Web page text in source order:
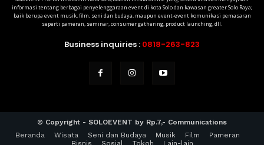
informasi tentang berbagai penyelenggaraan event di kota Solo dan kawasan greater Solo Raya;
baik berupa event musik, film, seni dan budaya, maupun event-event komunikasi pemasaran
seperti pameran, seminar, consumer gathering, product launching, dll.
Business inquiries : 0818-263-823
© Copyright - SOLOEVENT by Rp.7,- Communications
Beranda
Wisata Seni dan Budaya Musik Film
Pameran
Bisnis
Sosial Tokoh Lain-lain